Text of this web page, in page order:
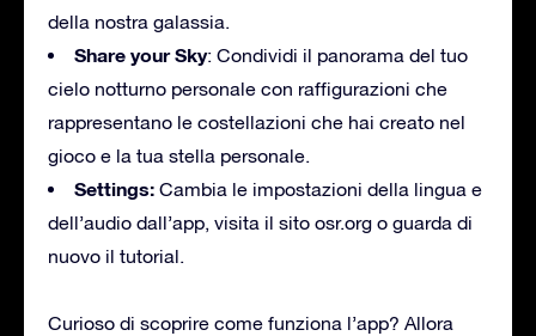
della nostra galassia.
Share your Sky: Condividi il panorama del tuo
cielo notturno personale con raffigurazioni che
rappresentano le costellazioni che hai creato nel
gioco e la tua stella personale.
Settings: Cambia le impostazioni della lingua e
dell’audio dall’app, visita il sito osr.org o guarda di
nuovo il tutorial.
Curioso di scoprire come funziona l’app? Allora